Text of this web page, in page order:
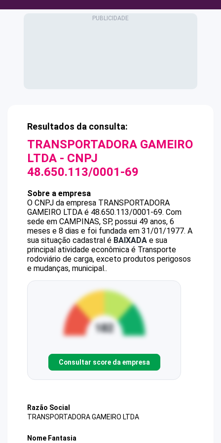
Resultados da consulta:
TRANSPORTADORA GAMEIRO
LTDA - CNPJ
48.650.113/0001-69
Sobre a empresa
O CNPJ da empresa TRANSPORTADORA
GAMEIRO LTDA é 48.650.113/0001-69. Com
sede em CAMPINAS, SP, possui 49 anos, 6
meses e 8 dias e foi fundada em 31/01/1977. A
sua situação cadastral é BAIXADA e sua
principal atividade econômica é Transporte
rodoviário de carga, exceto produtos perigosos
e mudanças, municipal..
Consultar score da empresa
Razão Social
TRANSPORTADORA GAMEIRO LTDA
Nome Fantasia